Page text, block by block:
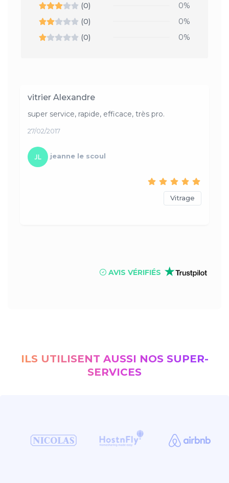
(0)
0%
(0)
0%
(0)
0%
vitrier Alexandre
super service, rapide, efficace, très pro.
27/02/2017
jeanne le scoul
Vitrage
AVIS VÉRIFIÉS
ILS UTILISENT AUSSI NOS SUPER-
SERVICES